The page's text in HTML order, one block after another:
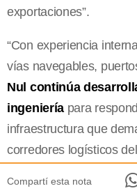
exportaciones”.
“Con experiencia
vías navegables,
Nul continúa
ingeniería para
infraestructura que
corredores logísticos
Compartí esta nota